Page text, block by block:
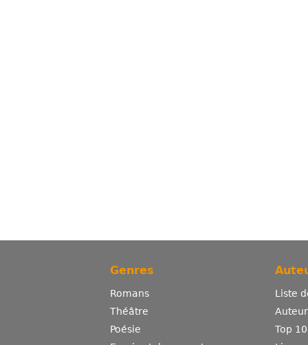
Genres
Romans
Théâtre
Poésie
Liste
Top